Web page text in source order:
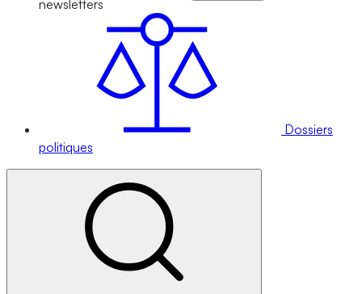
newsletters
Dossiers
politiques